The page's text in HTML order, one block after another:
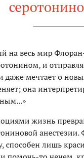
на весь мир
и
мечтает о
она
жизнь
способен лишь